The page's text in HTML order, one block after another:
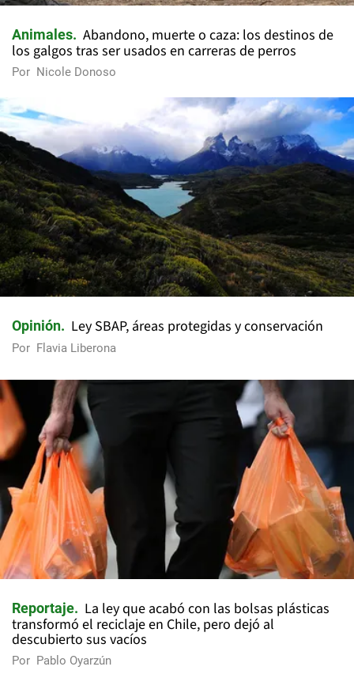
Animales
Abandono, muerte o caza: los destinos de
los galgos tras ser usados en carreras de perros
Por Nicole Donoso
Opinión Ley SBAP, áreas protegidas y conservación
Por Flavia Liberona
Reportaje
La ley que acabó con las bolsas plásticas
transformó el reciclaje en Chile, pero dejó al
descubierto sus vacíos
Por Pablo Oyarzún